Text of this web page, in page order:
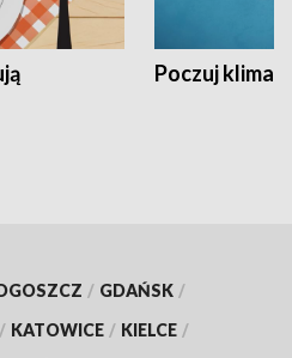
Poczuj klimat
/ GDAŃSK /
/ KATOWICE / KIELCE /